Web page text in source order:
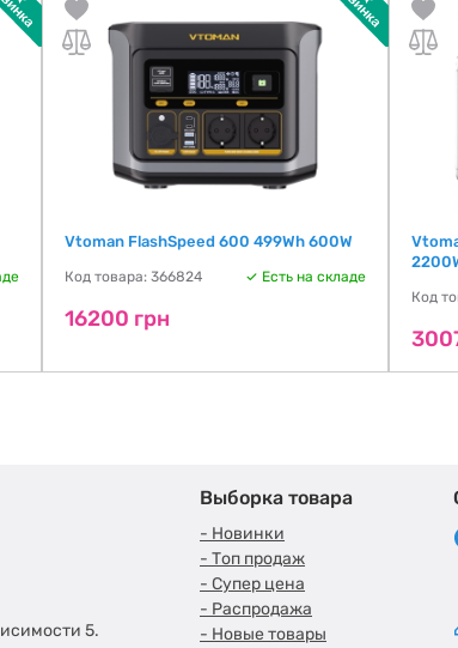
Vtoman FlashSpeed 600 499Wh 600W
Код товара: 366824 Есть на складе
16200 грн
Код
5.
Выборка товара
- Новинки
- Топ продаж
- Супер цена
- Распродажа
- Новые товары